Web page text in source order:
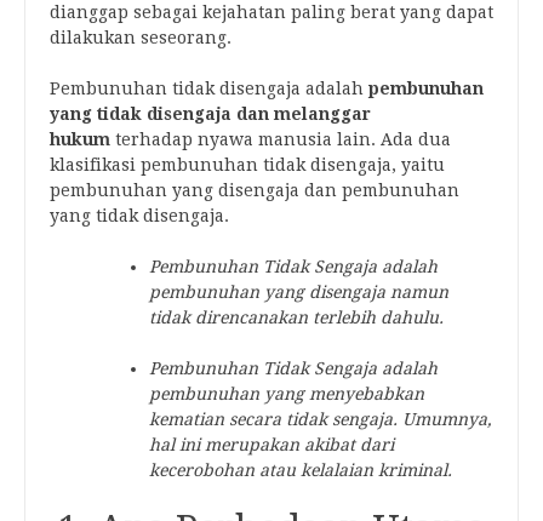
dianggap sebagai kejahatan paling berat yang dapat
dilakukan seseorang.
Pembunuhan tidak disengaja adalah pembunuhan
yang tidak disengaja dan melanggar
hukum terhadap nyawa manusia lain. Ada dua
klasifikasi pembunuhan tidak disengaja, yaitu
pembunuhan yang disengaja dan pembunuhan
yang tidak disengaja.
Pembunuhan Tidak Sengaja adalah
pembunuhan yang disengaja namun
tidak direncanakan terlebih dahulu.
Pembunuhan Tidak Sengaja adalah
pembunuhan yang menyebabkan
kematian secara tidak sengaja. Umumnya,
hal ini merupakan akibat dari
kecerobohan atau kelalaian kriminal.